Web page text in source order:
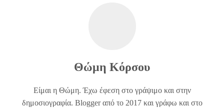
Θώμη Κόρσου
Είμαι η Θώμη. Έχω έφεση στο γράψιμο και στην
δημοσιογραφία. Blogger από το 2017 και γράφω και στο